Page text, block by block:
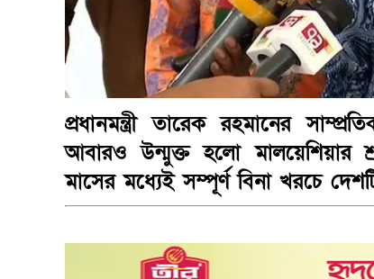
প্রধানমন্ত্রী তারেক রহমানের
আবারও উন্মুক্ত হলো মালয়েশিয়ার
মাসের মধ্যেই সম্পূর্ণ বিনা খরচে